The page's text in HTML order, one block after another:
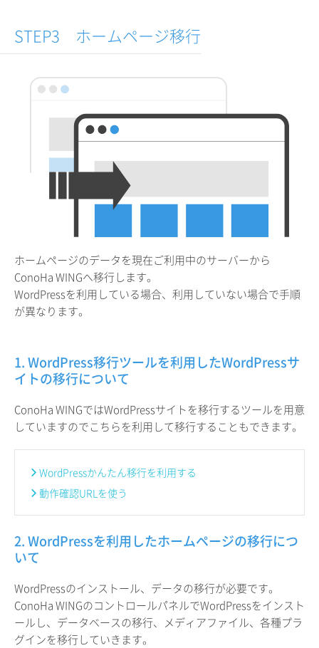
STEP3 ホームページ移行
ホームページのデータを現在ご利用中のサーバーから
ConoHa WINGへ移行します。
WordPressを利用している場合、利用していない場合で手順
が異なります。
1. WordPress移行ツールを利用したWordPressサ
イトの移行について
ConoHa WINGではWordPressサイトを移行するツールを用意
していますのでこちらを利用して移行することもできます。
WordPressかんたん移行を利用する
動作確認URLを使う
2. WordPressを利用したホームページの移行につ
いて
WordPressのインストール、データの移行が必要です。
ConoHa WINGのコントロールパネルでWordPressをインスト
ールし、データベースの移行、メディアファイル、各種プラ
グインを移行していきます。